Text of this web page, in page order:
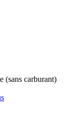
(sans carburant)